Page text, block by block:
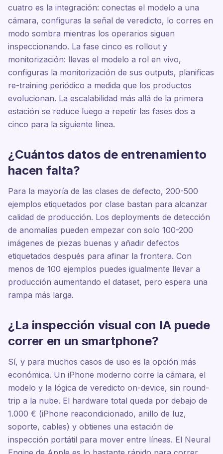
cuatro es la integración: conectas el modelo a una
cámara, configuras la señal de veredicto, lo corres en
modo sombra mientras los operarios siguen
inspeccionando. La fase cinco es rollout y
monitorización: llevas el modelo a rol en vivo,
configuras la monitorización de sus outputs, planificas
re-training periódico a medida que los productos
evolucionan. La escalabilidad más allá de la primera
estación se reduce luego a repetir las fases dos a
cinco para la siguiente línea.
¿Cuántos datos de entrenamiento
hacen falta?
Para la mayoría de las clases de defecto, 200-500
ejemplos etiquetados por clase bastan para alcanzar
calidad de producción. Los deployments de detección
de anomalías pueden empezar con solo 100-200
imágenes de piezas buenas y añadir defectos
etiquetados después para afinar la frontera. Con
menos de 100 ejemplos puedes igualmente llevar a
producción aumentando el dataset, pero espera una
rampa más larga.
¿La inspección visual con IA puede
correr en un smartphone?
Sí, y para muchos casos de uso es la opción más
económica. Un iPhone moderno corre la cámara, el
modelo y la lógica de veredicto on-device, sin round-
trip a la nube. El hardware total queda por debajo de
1.000 € (iPhone reacondicionado, anillo de luz,
soporte, cables) y obtienes una estación de
inspección portátil para mover entre líneas. El Neural